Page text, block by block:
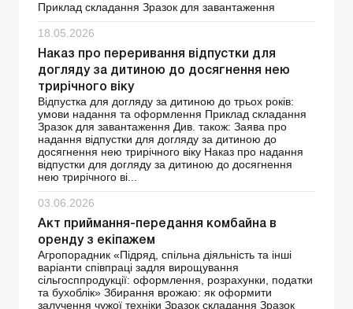
Приклад складання Зразок для завантаження
18.05.2026
Наказ про переривання відпустки для
догляду за дитиною до досягнення нею
трирічного віку
Відпустка для догляду за дитиною до трьох років:
умови надання та оформлення Приклад складання
Зразок для завантаження Див. також: Заява про
надання відпустки для догляду за дитиною до
досягнення нею трирічного віку Наказ про надання
відпустки для догляду за дитиною до досягнення
нею трирічного ві...
03.06.2026
Акт приймання-передання комбайна в
оренду з екіпажем
Агропорадник «Підряд, спільна діяльність та інші
варіанти співпраці задля вирощування
сільгосппродукції: оформлення, розрахунки, податки
та бухоблік» Збирання врожаю: як оформити
залучення чужої техніки Зразок складання Зразок